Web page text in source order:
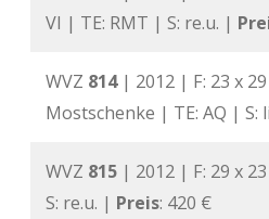
VI | TE: RMT | S: re.u. |
WVZ 814 | 2012 | F: 23 x
Mostschenke | TE: AQ | S:
WVZ 815 | 2012 | F: 29 x
S: re.u. | Preis: 420 €